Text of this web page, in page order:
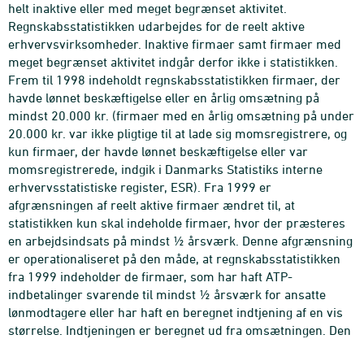
helt inaktive eller med meget begrænset aktivitet.
Regnskabsstatistikken udarbejdes for de reelt aktive
erhvervsvirksomheder. Inaktive firmaer samt firmaer med
meget begrænset aktivitet indgår derfor ikke i statistikken.
Frem til 1998 indeholdt regnskabsstatistikken firmaer, der
havde lønnet beskæftigelse eller en årlig omsætning på
mindst 20.000 kr. (firmaer med en årlig omsætning på under
20.000 kr. var ikke pligtige til at lade sig momsregistrere, og
kun firmaer, der havde lønnet beskæftigelse eller var
momsregistrerede, indgik i Danmarks Statistiks interne
erhvervsstatistiske register, ESR). Fra 1999 er
afgrænsningen af reelt aktive firmaer ændret til, at
statistikken kun skal indeholde firmaer, hvor der præsteres
en arbejdsindsats på mindst ½ årsværk. Denne afgrænsning
er operationaliseret på den måde, at regnskabsstatistikken
fra 1999 indeholder de firmaer, som har haft ATP-
indbetalinger svarende til mindst ½ årsværk for ansatte
lønmodtagere eller har haft en beregnet indtjening af en vis
størrelse. Indtjeningen er beregnet ud fra omsætningen. Den